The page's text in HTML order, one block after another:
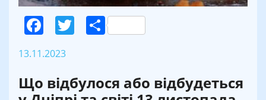
Facebook
Twitter
Поділитися
13.11.2023
Що відбулося або відбудеться